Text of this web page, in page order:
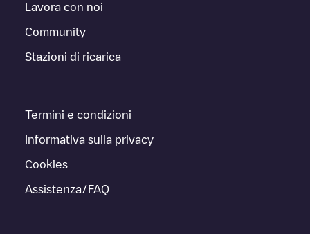
Lavora con noi
Community
Stazioni di ricarica
Termini e condizioni
Informativa sulla privacy
Cookies
Assistenza/FAQ